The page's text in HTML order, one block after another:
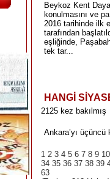
Beykoz Kent
konulmasını ve
2016 tarihinde ilk
tarafından
eşliğinde,
tek tar...
HANGİ
2125 kez bakılmış
Ankara’yı üçüncü
1 2 3 4 5 6 7 8 9 10
34 35 36 37 38 39
63